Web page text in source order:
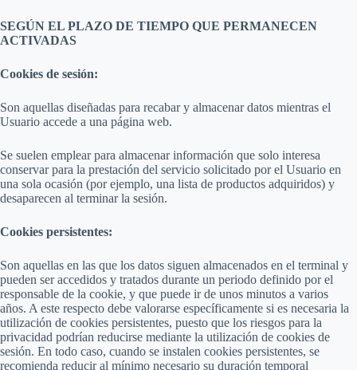
SEGÚN EL PLAZO DE TIEMPO QUE PERMANECEN
ACTIVADAS
Cookies de sesión:
Son aquellas diseñadas para recabar y almacenar datos mientras el
Usuario accede a una página web.
Se suelen emplear para almacenar información que solo interesa
conservar para la prestación del servicio solicitado por el Usuario en
una sola ocasión (por ejemplo, una lista de productos adquiridos) y
desaparecen al terminar la sesión.
Cookies persistentes:
Son aquellas en las que los datos siguen almacenados en el terminal y
pueden ser accedidos y tratados durante un periodo definido por el
responsable de la cookie, y que puede ir de unos minutos a varios
años. A este respecto debe valorarse específicamente si es necesaria la
utilización de cookies persistentes, puesto que los riesgos para la
privacidad podrían reducirse mediante la utilización de cookies de
sesión. En todo caso, cuando se instalen cookies persistentes, se
recomienda reducir al mínimo necesario su duración temporal